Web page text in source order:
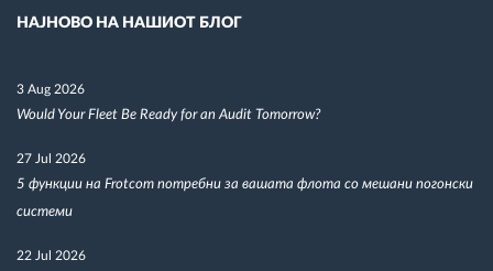
НАЈНОВО НА НАШИОТ БЛОГ
3 Aug 2026
Would Your Fleet Be Ready for an Audit Tomorrow?
27 Jul 2026
5 функции на Frotcom потребни за вашата флота со мешани погонски
системи
22 Jul 2026